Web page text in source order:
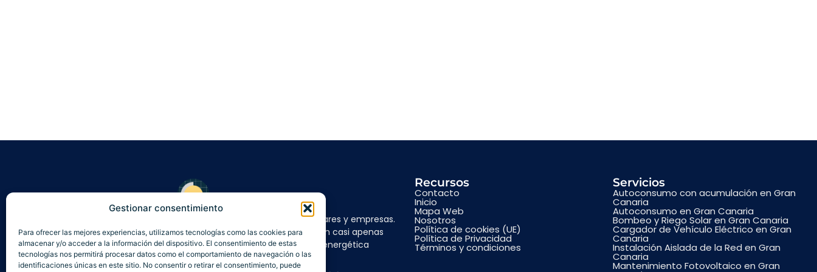
Gestionar consentimiento
Para ofrecer las mejores experiencias, utilizamos tecnologías como las cookies para
almacenar y/o acceder a la información del dispositivo. El consentimiento de estas
tecnologías nos permitirá procesar datos como el comportamiento de navegación o las
identificaciones únicas en este sitio. No consentir o retirar el consentimiento, puede
Somos especialistas en soluciones de autoconsumo eléctrico para hogares y empresas.
Sea cual sea la necesidad, aportamos una solución práctica y eficaz con casi apenas
obras. En Energía Solar Canarias realizamos estudios de independencia energética
totalmente personalizados según tu perfil y tus hábitos de consumo.
Recursos
Contacto
Inicio
Mapa Web
Nosotros
Política de cookies (UE)
Política de Privacidad
Términos y condiciones
Servicios
Autoconsumo con acumulación en Gran
Canaria
Autoconsumo en Gran Canaria
Bombeo y Riego Solar en Gran Canaria
Cargador de Vehículo Eléctrico en Gran
Canaria
Instalación Aislada de la Red en Gran
Canaria
Mantenimiento Fotovoltaico en Gran